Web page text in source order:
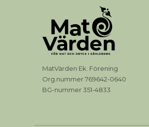
MatVärden Ek. Förening
Org.nummer 769642-0640
BG-nummer 351-4833